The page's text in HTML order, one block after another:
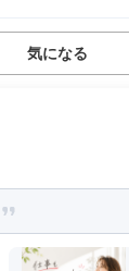
気になる